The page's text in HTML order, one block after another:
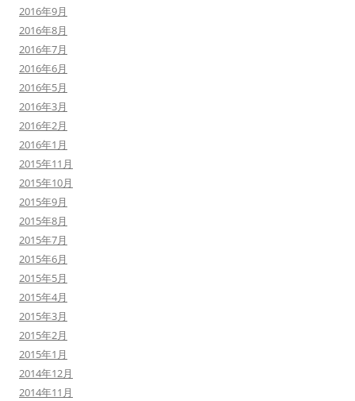
2016年9月
2016年8月
2016年7月
2016年6月
2016年5月
2016年3月
2016年2月
2016年1月
2015年11月
2015年10月
2015年9月
2015年8月
2015年7月
2015年6月
2015年5月
2015年4月
2015年3月
2015年2月
2015年1月
2014年12月
2014年11月